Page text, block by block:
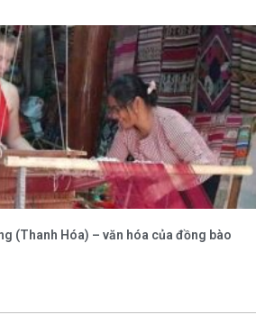
(Thanh Hóa) – văn hóa của đồng bào